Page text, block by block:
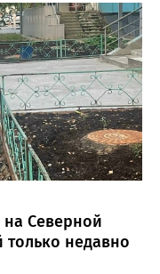
Северной
только недавно